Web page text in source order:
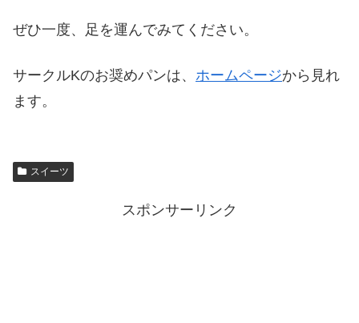
ぜひ一度、足を運んでみてください。
サークルKのお奨めパンは、 ホームページから見れ
ます。
スイーツ
スポンサーリンク